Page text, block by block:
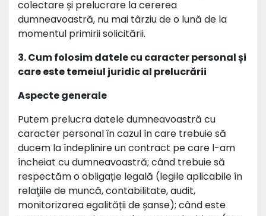
colectare și prelucrare la cererea
dumneavoastră, nu mai târziu de o lună de la
momentul primirii solicitării.
3. Cum folosim datele cu caracter personal și
care este temeiul juridic al prelucrării
Aspecte generale
Putem prelucra datele dumneavoastră cu
caracter personal în cazul în care trebuie să
ducem la îndeplinire un contract pe care l-am
încheiat cu dumneavoastră; când trebuie să
respectăm o obligație legală (legile aplicabile în
relaţiile de muncă, contabilitate, audit,
monitorizarea egalității de șanse); când este